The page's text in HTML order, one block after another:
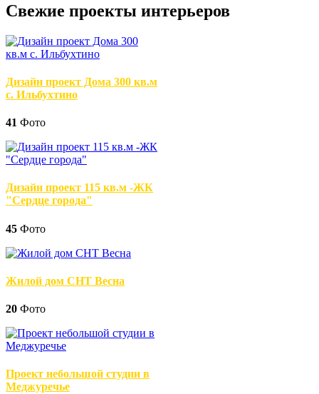
Свежие проекты интерьеров
Дизайн проект Дома 300 кв.м
с. Ильбухтино
41 Фото
Дизайн проект 115 кв.м -ЖК
"Сердце города"
45 Фото
Жилой дом СНТ Весна
20 Фото
Проект небольшой студии в
Меджуречье